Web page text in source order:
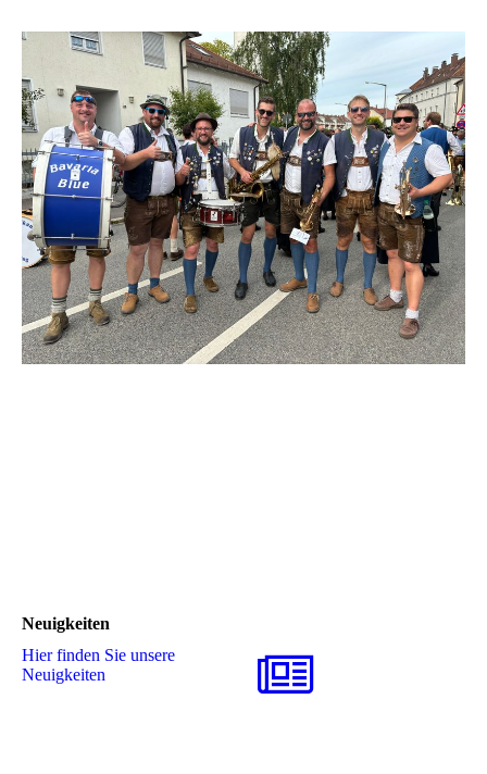
Neuigkeiten
Hier finden Sie unsere
Neuigkeiten